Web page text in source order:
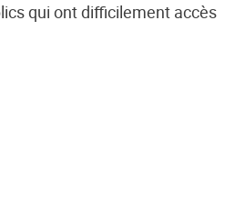
qui ont difficilement accès